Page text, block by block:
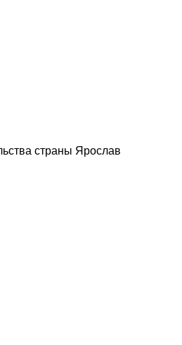
страны Ярослав